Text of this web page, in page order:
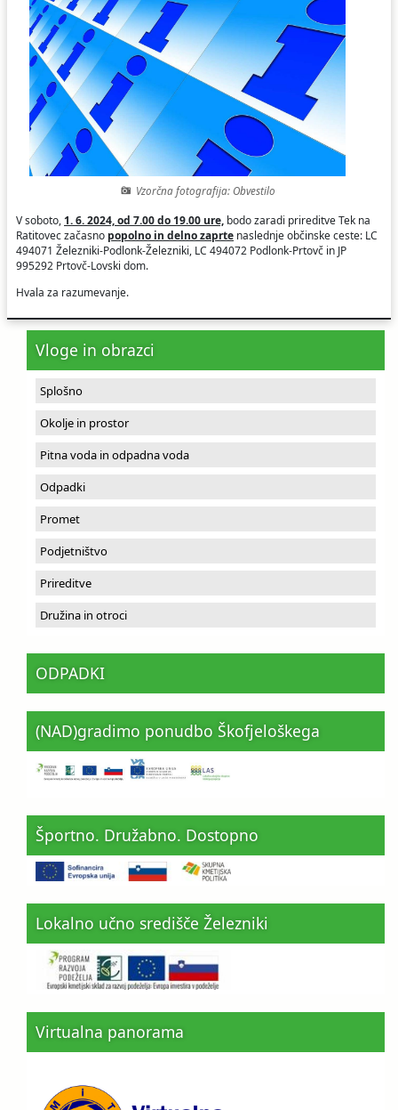
Vzorčna fotografija: Obvestilo
V soboto, 1. 6. 2024, od 7.00 do 19.00 ure, bodo zaradi prireditve Tek na
Ratitovec začasno popolno in delno zaprte naslednje občinske ceste: LC
494071 Železniki-Podlonk-Železniki, LC 494072 Podlonk-Prtovč in JP
995292 Prtovč-Lovski dom.
Hvala za razumevanje.
Vloge in obrazci
Splošno
Okolje in prostor
Pitna voda in odpadna voda
Odpadki
Promet
Podjetništvo
Prireditve
Družina in otroci
ODPADKI
(NAD)gradimo ponudbo Škofjeloškega
Športno. Družabno. Dostopno
Lokalno učno središče Železniki
Virtualna panorama
Ceniki
Fotogalerija
Varstvo osebnih podatkov
Katalog informacij javnega značaja
Proračun občine
Koledar odvoza odpadkov
Varuhov kotiček
Uradni dokumenti in povezave